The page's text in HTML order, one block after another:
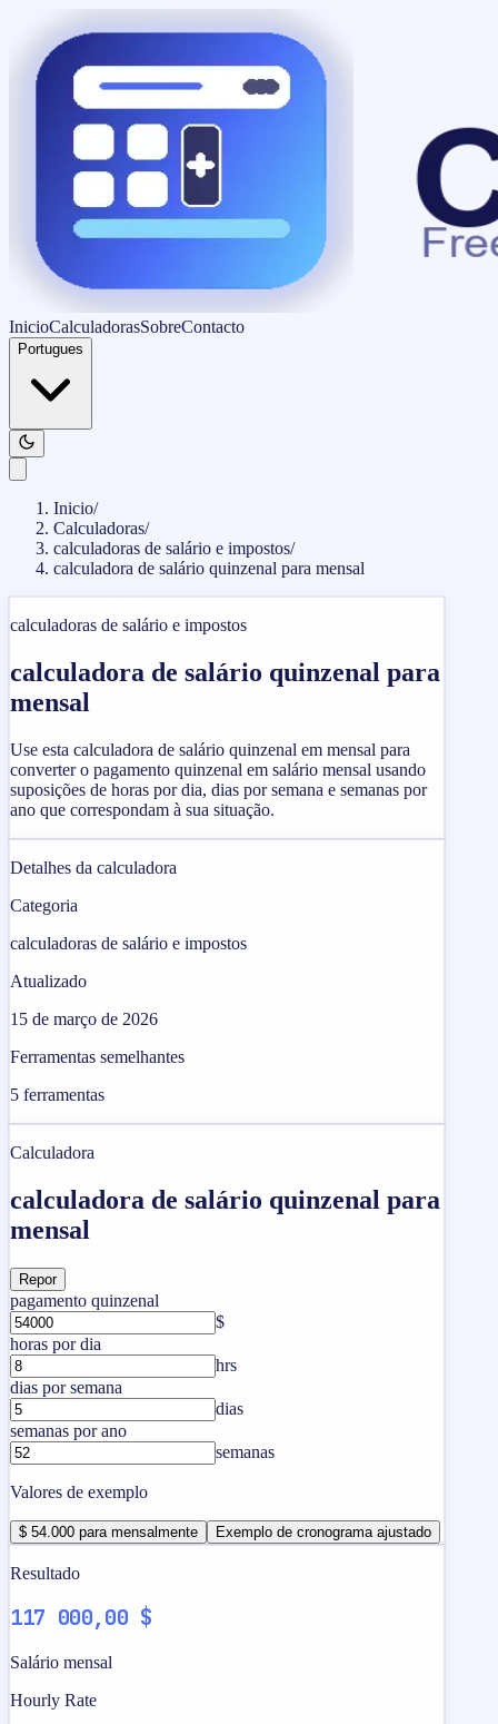
InicioCalculadorasSobreContacto
Portugues
Inicio/
Calculadoras/
calculadoras de salário e impostos/
calculadora de salário quinzenal para mensal
calculadoras de salário e impostos
calculadora de salário quinzenal para
mensal
Use esta calculadora de salário quinzenal em mensal para
converter o pagamento quinzenal em salário mensal usando
suposições de horas por dia, dias por semana e semanas por
ano que correspondam à sua situação.
Detalhes da calculadora
Categoria
calculadoras de salário e impostos
Atualizado
15 de março de 2026
Ferramentas semelhantes
5 ferramentas
Calculadora
calculadora de salário quinzenal para
mensal
Repor
pagamento quinzenal
$
horas por dia
hrs
dias por semana
dias
semanas por ano
semanas
Valores de exemplo
$ 54.000 para mensalmente Exemplo de cronograma ajustado
Resultado
117 000,00 $
Salário mensal
Hourly Rate